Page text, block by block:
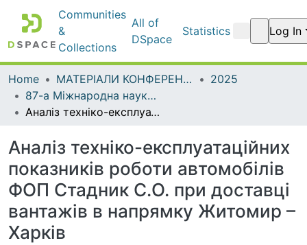
Communities
& Collections
All of
DSpace
Statistics Log In
Home МАТЕРІАЛИ КОНФЕРЕНЦІЙ
2025
87-а Міжнародна наукова конференції студентів та 89-а науково – технічна та науково – методична конференції Харківського національного автомобільно-дорожнього університету. Секція транспортних технологій
Аналіз техніко-експлуатаційних показників роботи автомобілів ФОП Стадник С.О. при доставці вантажів в напрямку Житомир – Харків
Аналіз техніко-експлуатаційних
показників роботи автомобілів
ФОП Стадник С.О. при доставці
вантажів в напрямку Житомир –
Харків